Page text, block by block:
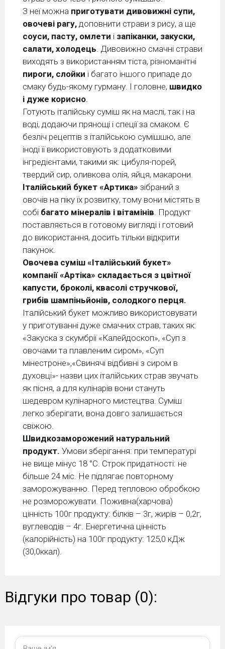
З неї можна приготувати дивовижні супи,
овочеві рагу, доповнити страви з рису, а ще
соуси, пасту, омлети і запіканки, закуски,
салати, холодець. Дивовижно смачні страви
виходять з використанням тіста, різноманітні
пироги, слойки і багато іншого припаде до
смаку будь-якому гурману. І головне, швидко
і дуже корисно.
Готують італійську суміш як на маслі, так і на
воді, додаючи прянощі і спеції за смаком. Є
безліч рецептів з італійською сумішшю, але
іноді її використовують з додатковими
інгредієнтами, такими як: цибуля-порей,
твердий сир, оливкова олія, яйця, макарони.
Італійський букет «Артика» зібраний з
овочів на піку їх розвитку, тому вони містять в
собі багато мінералів і вітамінів. Продукт
поставляється в готовому вигляді і готовий
до використання, досить тільки відкрити
пакунок.
Овочева суміш «Італійський букет»
компанії «Артіка» складається з цвітної
капусти, броколі, квасолі стручкової,
грибів шампіньйонів, солодкого перця.
Італійський букет можливо використовувати
у приготуванні дуже смачних страв, таких як:
«Закуска з скумбрії «Калейдоскоп», «Суп з
овочами та плавленим сиром», «Суп
мінестроне»,«Свинячі відбивні з сиром в
духовці»- назви цих італійських страв звучать
як пісня, а для кулінарів вони стануть
шедевром кулінарного мистецтва. Суміш
легко зберігати, вона довго залишається
свіжою.
Швидкозаморожений натуральний
продукт. Умови зберiгання: при температурi
не вище мiнус 18 °С. Строк придатностi: не
бiльше 24 мic. Не підлягає повторному
заморожуванню. Перед тепловою обробкою
не розморожувати. Поживна(харчова)
цінність 100г продукту: білків – 3г, жирів – 0,2г,
вуглеводів – 4г. Енергетична цінність
(калорійність) на 100г продукту: 125,0 кДж
(30,0ккал).
Відгуки про товар (0):